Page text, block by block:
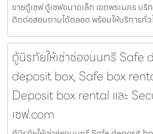
ขายตู้เซฟ ตู้เซฟขนาดเล็ก เขตพระนคร บ
ติดต่อสอบถามได้ตลอด พร้อมให้บริการทั่ว
ตู้นิรภัยให้เช่าช่องนนทรี
deposit box, Safe box
Deposit box rental และ
เซฟ.com